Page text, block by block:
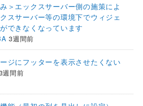
＞エックスサーバー側の施策によ
スサーバー等の環境下でウィジェ
できなくなっています
3週間前
ジにフッターを表示させたくない
週間前